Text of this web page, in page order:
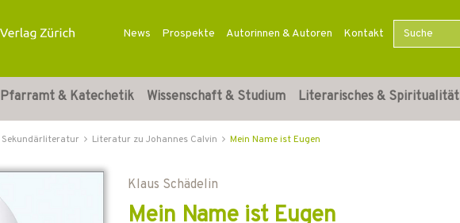
News Prospekte Autorinnen & Autoren Kontakt
Pfarramt & Katechetik Wissenschaft & Studium Literarisches & Spiritualität
Sekundärliteratur Literatur zu Johannes Calvin Mein Name ist Eugen
Klaus Schädelin
Mein Name ist Eugen